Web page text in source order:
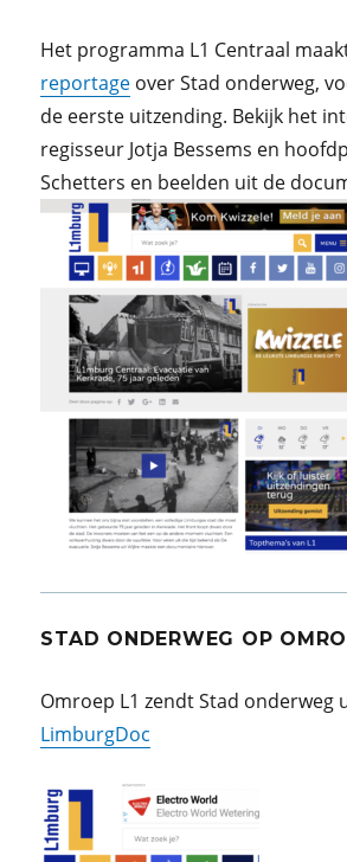
Het programma L1 Centraal
reportage over Stad onderweg,
de eerste uitzending. Bekijk het
regisseur Jotja Bessems en
Schetters en beelden uit de
STAD ONDERWEG OP
Omroep L1 zendt Stad onderweg
LimburgDoc